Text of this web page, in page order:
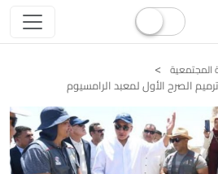
المجتمعية
الصرح الأول لمعبد الرامسيوم